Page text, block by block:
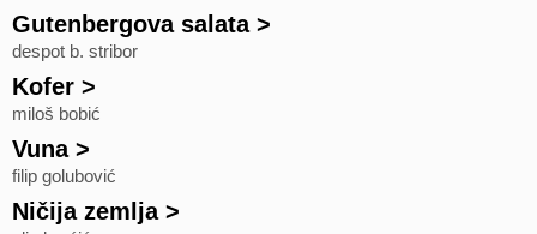
Gutenbergova salata>
despot b. stribor
Kofer >
miloš bobić
Vuna>
filip golubović
Ničija zemlja>